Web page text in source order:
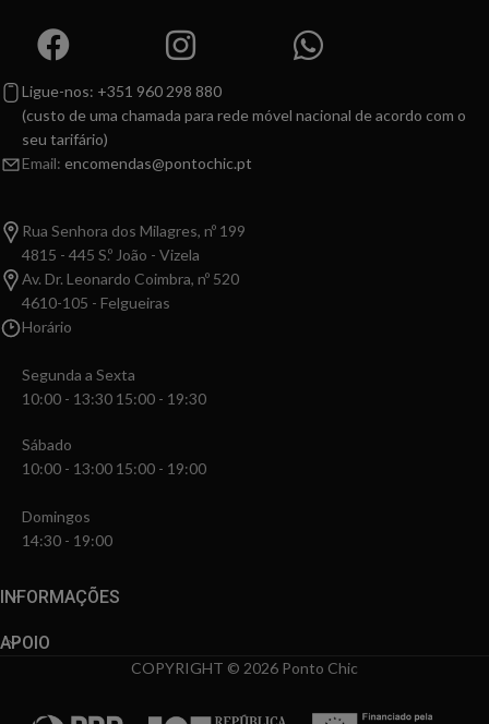
Ligue-nos: +351 960 298 880
(custo de uma chamada para rede móvel nacional de acordo com o
seu tarifário)
Email: encomendas@pontochic.pt
Rua Senhora dos Milagres, nº 199
4815 - 445 S.º João - Vizela
Av. Dr. Leonardo Coimbra, nº 520
4610-105 - Felgueiras
Horário
Segunda a Sexta
10:00 - 13:30 15:00 - 19:30
Sábado
10:00 - 13:00 15:00 - 19:00
Domingos
14:30 - 19:00
INFORMAÇÕES
APOIO
COPYRIGHT © 2026 Ponto Chic